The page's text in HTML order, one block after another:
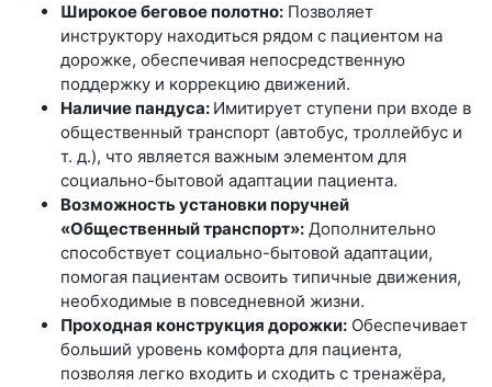
Широкое беговое полотно: Позволяет
инструктору находиться рядом с пациентом на
дорожке, обеспечивая непосредственную
поддержку и коррекцию движений.
Наличие пандуса: Имитирует ступени при входе в
общественный транспорт (автобус, троллейбус и
т. д.), что является важным элементом для
социально-бытовой адаптации пациента.
Возможность установки поручней
«Общественный транспорт»: Дополнительно
способствует социально-бытовой адаптации,
помогая пациентам освоить типичные движения,
необходимые в повседневной жизни.
Проходная конструкция дорожки: Обеспечивает
больший уровень комфорта для пациента,
позволяя легко входить и сходить с тренажёра,